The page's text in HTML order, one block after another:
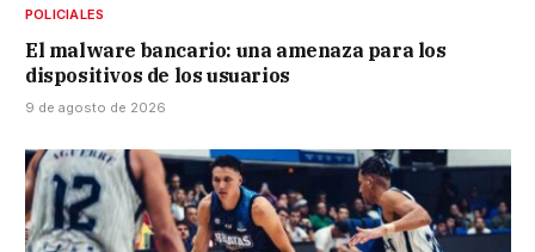
POLICIALES
El malware bancario: una amenaza para los
dispositivos de los usuarios
9 de agosto de 2026